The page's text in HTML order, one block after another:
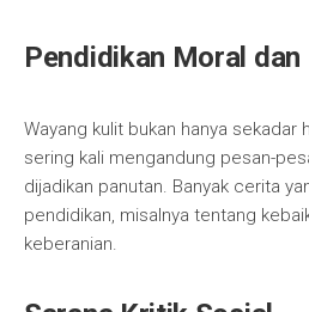
Pendidikan Moral dan
Wayang kulit bukan hanya sekadar
sering kali mengandung pesan-
dijadikan panutan. Banyak cerita
pendidikan, misalnya tentang
keberanian.